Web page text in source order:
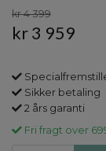
kr 4 399
kr 3 959
Sikker betaling
2 års garanti
Fri fragt over